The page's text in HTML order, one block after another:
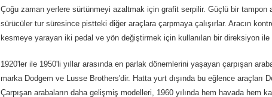
Çoğu zaman yerlere sürtünmeyi azaltmak için grafit serpilir. Güçlü bir tampon
sürücüler tur süresince pistteki diğer araçlara çarpmaya çalışırlar. Aracın
kesmeye yarayan iki pedal ve yön değiştirmek için kullanılan bir direksiyon ile
1920'ler ile 1950'li yıllar arasında en parlak dönemlerini yaşayan çarpışan
marka Dodgem ve Lusse Brothers'dir. Hatta yurt dışında bu eğlence araçları
Çarpışan arabaların daha gelişmiş modelleri, 1960 yılında hem havada hem